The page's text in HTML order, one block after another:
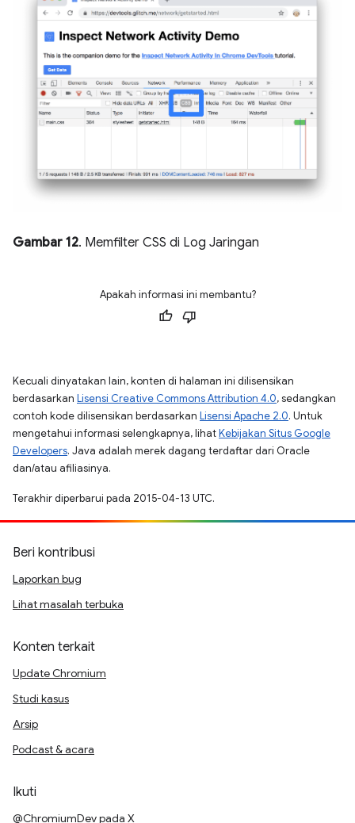
Gambar 12. Memfilter CSS di Log Jaringan
Apakah informasi ini membantu?
Kecuali dinyatakan lain, konten di halaman ini dilisensikan
berdasarkan Lisensi Creative Commons Attribution 4.0, sedangkan
contoh kode dilisensikan berdasarkan Lisensi Apache 2.0. Untuk
mengetahui informasi selengkapnya, lihatKebijakan Situs Google
Developers. Java adalah merek dagang terdaftar dari Oracle
dan/atau afiliasinya.
Terakhir diperbarui pada 2015-04-13 UTC.
Beri kontribusi
Laporkan bug
Lihat masalah terbuka
Konten terkait
Update Chromium
Studi kasus
Arsip
Podcast & acara
Ikuti
@ChromiumDev pada X